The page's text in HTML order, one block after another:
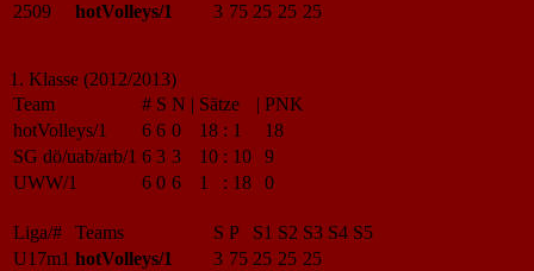
2509
hotVolleys/1 3 75 25 25 25
1. Klasse (2012/2013)
Team
# S N | Sätze | PNK
hotVolleys/1
6 6 0 18 : 1
18
SG dö/uab/arb/1 6 3 3 10 : 10
9
UWW/1
6 0 6 1 : 18 0
Liga/# Teams S P S1 S2 S3 S4 S5
U17m1 hotVolleys/1 3 75 25 25 25